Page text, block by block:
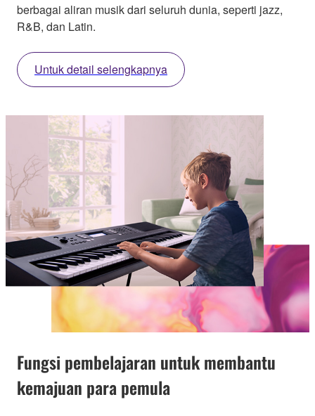
berbagai aliran musik dari seluruh dunia, seperti jazz,
R&B, dan Latin.
Untuk detail selengkapnya
Fungsi pembelajaran untuk membantu
kemajuan para pemula